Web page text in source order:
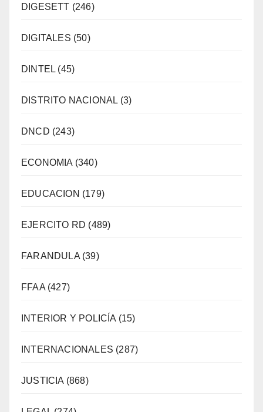
DIGESETT (246)
DIGITALES (50)
DINTEL(45)
DISTRITO NACIONAL(3)
DNCD (243)
ECONOMIA(340)
EDUCACION (179)
EJERCITO RD (489)
FARANDULA(39)
FFAA(427)
INTERIOR Y POLICÍA(15)
INTERNACIONALES (287)
JUSTICIA(868)